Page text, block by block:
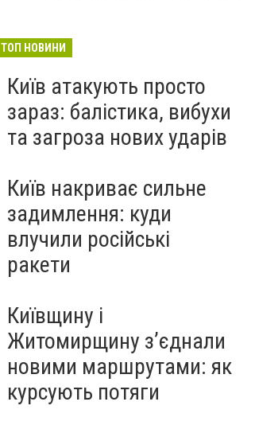
ТОП НОВИНИ
Київ атакують просто
зараз: балістика, вибухи
та загроза нових ударів
Київ накриває сильне
задимлення: куди
влучили російські
ракети
Київщину і
Житомирщину з’єднали
новими маршрутами: як
курсують потяги